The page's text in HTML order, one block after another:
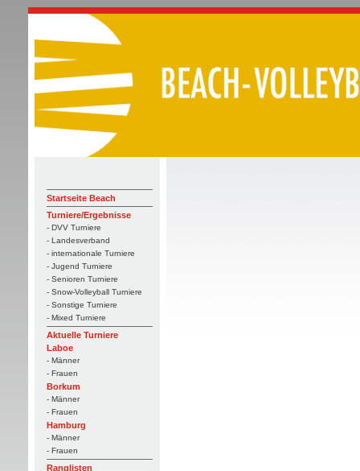
Startseite Beach
Turniere/Ergebnisse
- DVV Turniere
- Landesverband
- internationale Turniere
- Jugend Turniere
- Senioren Turniere
- Snow-Volleyball Turniere
- Sonstige Turniere
- Mixed Turniere
Aktuelle Turniere
Laboe
- Männer
- Frauen
Borkum
- Männer
- Frauen
Hamburg
- Männer
- Frauen
Ranglisten